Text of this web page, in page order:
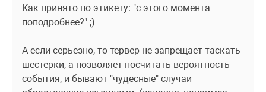
Как принято по этикету: "с этого момента
поподробнее?" ;)
А если серьезно, то тервер не запрещает таскать
шестерки, а позволяет посчитать вероятность
события, и бывают "чудесные" случаи